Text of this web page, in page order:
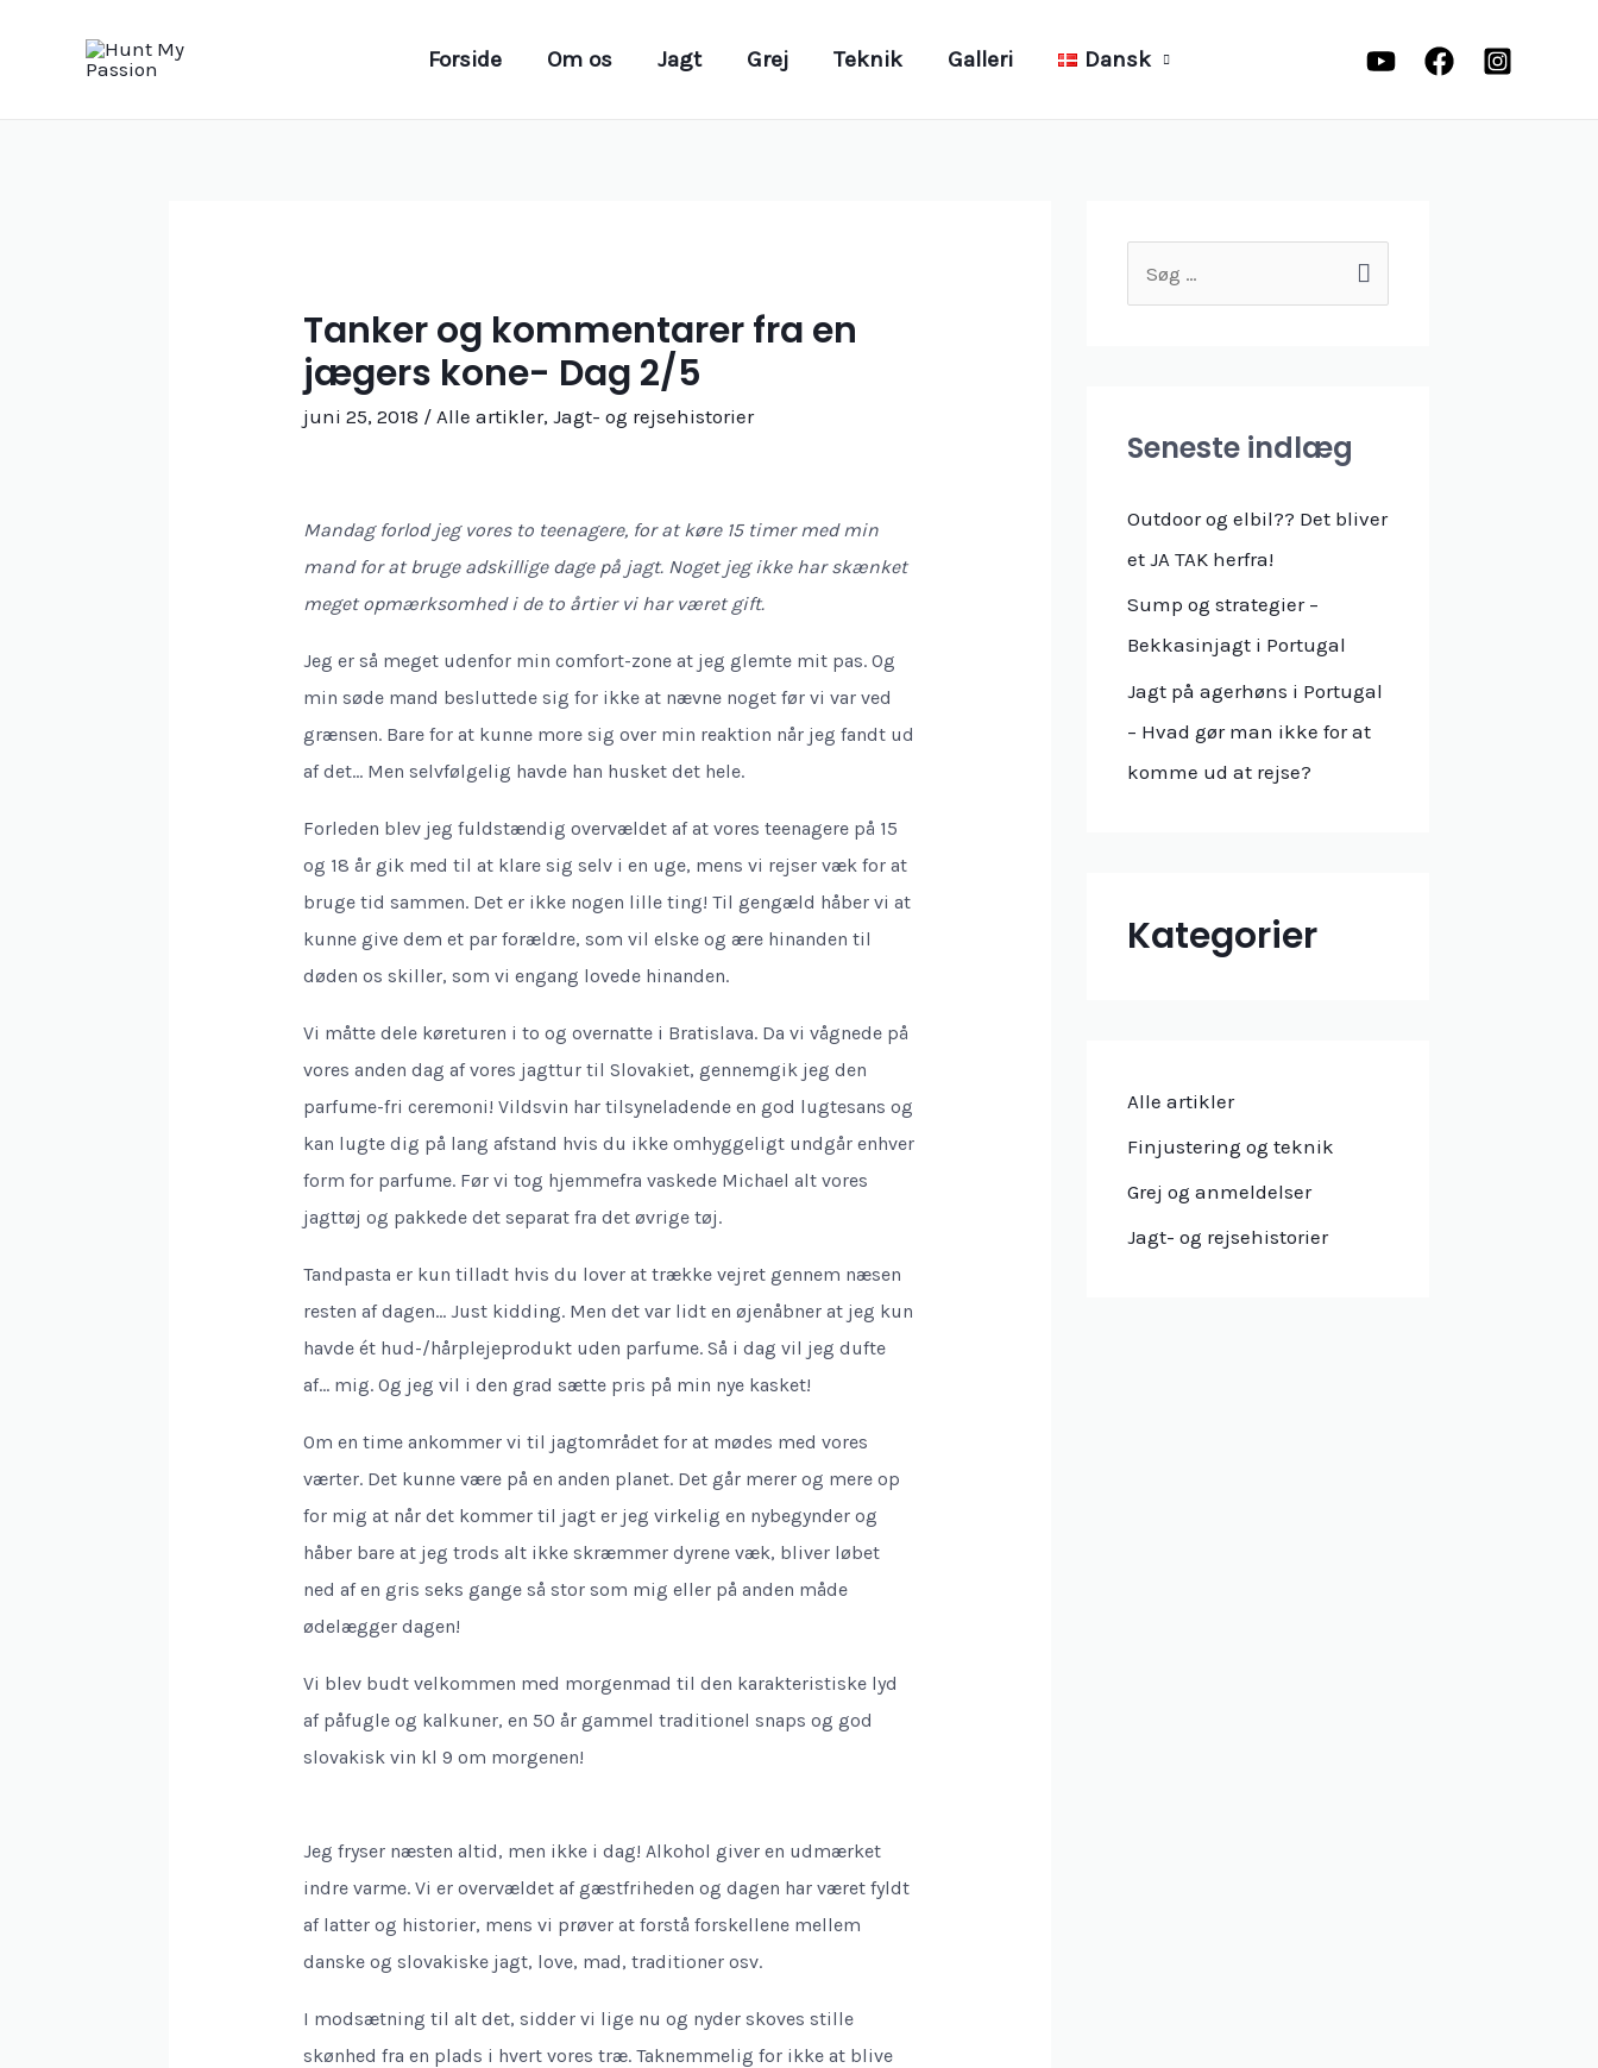
Forside Om os Jagt Grej Teknik Galleri Dansk
Tanker og kommentarer fra en
jægers kone- Dag 2/5
juni 25, 2018 / Alle artikler,Jagt- og rejsehistorier
Mandag forlod jeg vores to teenagere, for at køre 15 timer med min
mand for at bruge adskillige dage på jagt. Noget jeg ikke har skænket
meget opmærksomhed i de to årtier vi har været gift.
Jeg er så meget udenfor min comfort-zone at jeg glemte mit pas. Og
min søde mand besluttede sig for ikke at nævne noget før vi var ved
grænsen. Bare for at kunne more sig over min reaktion når jeg fandt ud
af det… Men selvfølgelig havde han husket det hele.
Forleden blev jeg fuldstændig overvældet af at vores teenagere på 15
og 18 år gik med til at klare sig selv i en uge, mens vi rejser væk for at
bruge tid sammen. Det er ikke nogen lille ting! Til gengæld håber vi at
kunne give dem et par forældre, som vil elske og ære hinanden til
døden os skiller, som vi engang lovede hinanden.
Vi måtte dele køreturen i to og overnatte i Bratislava. Da vi vågnede på
vores anden dag af vores jagttur til Slovakiet, gennemgik jeg den
parfume-fri ceremoni! Vildsvin har tilsyneladende en god lugtesans og
kan lugte dig på lang afstand hvis du ikke omhyggeligt undgår enhver
form for parfume. Før vi tog hjemmefra vaskede Michael alt vores
jagttøj og pakkede det separat fra det øvrige tøj.
Tandpasta er kun tilladt hvis du lover at trække vejret gennem næsen
resten af dagen… Just kidding. Men det var lidt en øjenåbner at jeg kun
havde ét hud-/hårplejeprodukt uden parfume. Så i dag vil jeg dufte
af… mig. Og jeg vil i den grad sætte pris på min nye kasket!
Om en time ankommer vi til jagtområdet for at mødes med vores
værter. Det kunne være på en anden planet. Det går merer og mere op
for mig at når det kommer til jagt er jeg virkelig en nybegynder og
håber bare at jeg trods alt ikke skræmmer dyrene væk, bliver løbet
ned af en gris seks gange så stor som mig eller på anden måde
ødelægger dagen!
Vi blev budt velkommen med morgenmad til den karakteristiske lyd
af påfugle og kalkuner, en 50 år gammel traditionel snaps og god
slovakisk vin kl 9 om morgenen!
Jeg fryser næsten altid, men ikke i dag! Alkohol giver en udmærket
indre varme. Vi er overvældet af gæstfriheden og dagen har været fyldt
af latter og historier, mens vi prøver at forstå forskellene mellem
danske og slovakiske jagt, love, mad, traditioner osv.
I modsætning til alt det, sidder vi lige nu og nyder skoves stille
skønhed fra en plads i hvert vores træ. Taknemmelig for ikke at blive
ø
tSeneste indlæg
Outdoor og elbil?? Det bliver
et JA TAK herfra!
Sump og strategier –
Bekkasinjagt i Portugal
Jagt på agerhøns i Portugal
– Hvad gør man ikke for at
komme ud at rejse?
Kategorier
Alle artikler
Finjustering og teknik
Grej og anmeldelser
Jagt- og rejsehistorier